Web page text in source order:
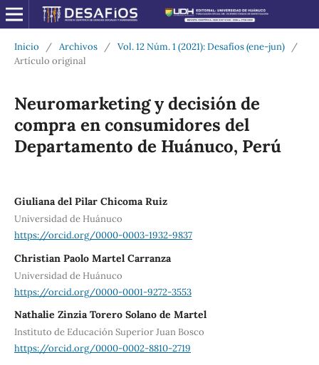
Inicio / Archivos / Vol. 12 Núm. 1 (2021): Desafíos (ene-jun)
/
Artículo original
Neuromarketing y decisión de
compra en consumidores del
Departamento de Huánuco, Perú
Giuliana del Pilar Chicoma Ruiz
Universidad de Huánuco
https://orcid.org/0000-0003-1932-9837
Christian Paolo Martel Carranza
Universidad de Huánuco
https://orcid.org/0000-0001-9272-3553
Nathalie Zinzia Torero Solano de Martel
Instituto de Educación Superior Juan Bosco
https://orcid.org/0000-0002-8810-2719